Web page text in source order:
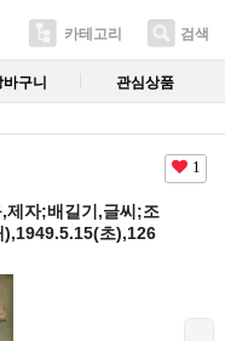
카테고리 검색
바구니 관심상품
1
제자;배길기,글씨;조
),1949.5.15(초),126